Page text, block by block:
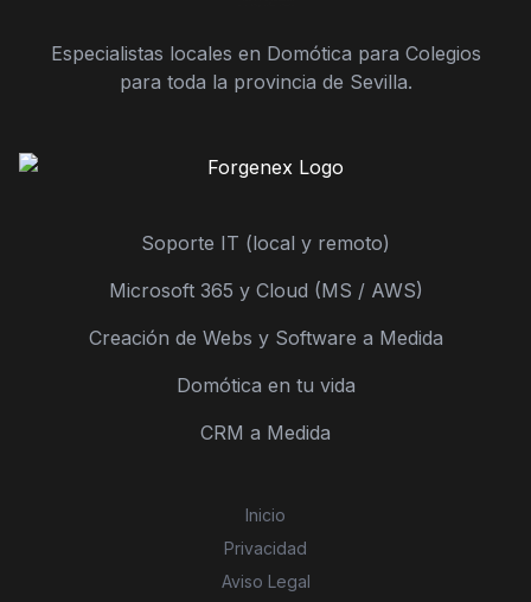
Especialistas locales en Domótica para Colegios
para toda la provincia de Sevilla.
Soporte IT (local y remoto)
Microsoft 365 y Cloud (MS / AWS)
Creación de Webs y Software a Medida
Domótica en tu vida
CRM a Medida
Inicio
Privacidad
Aviso Legal